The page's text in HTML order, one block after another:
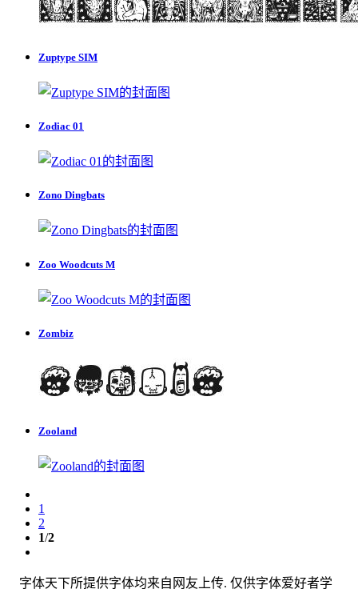
Zuptype SIM
Zodiac 01
Zono Dingbats
Zoo Woodcuts M
Zombiz
Zooland
1
2
1/2
字体天下所提供字体均来自网友上传. 仅供字体爱好者学